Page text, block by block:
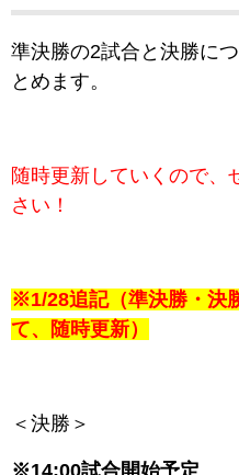
準決勝の2試合と決勝に
とめます。
随時更新していくので、
さい！
※1/28追記（準決勝・決
て、随時更新）
＜決勝＞
※14:00試合開始予定